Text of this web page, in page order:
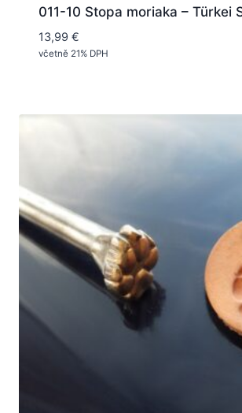
011-10 Stopa moriaka – Türkei
13,99 €
včetně 21% DPH